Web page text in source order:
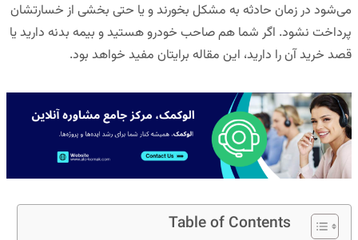
می‌شود در زمان حادثه به مشکل بخورند و یا حتی بخشی از خسارتشان
پرداخت نشود. اگر شما هم صاحب خودرو هستید و بیمه بدنه دارید یا
قصد خرید آن را دارید، این مقاله برایتان مفید خواهد بود.
Table of Contents